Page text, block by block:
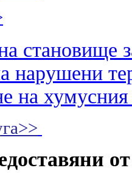
становище
нарушени
на